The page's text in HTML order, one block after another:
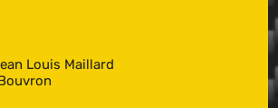
Louis Maillard